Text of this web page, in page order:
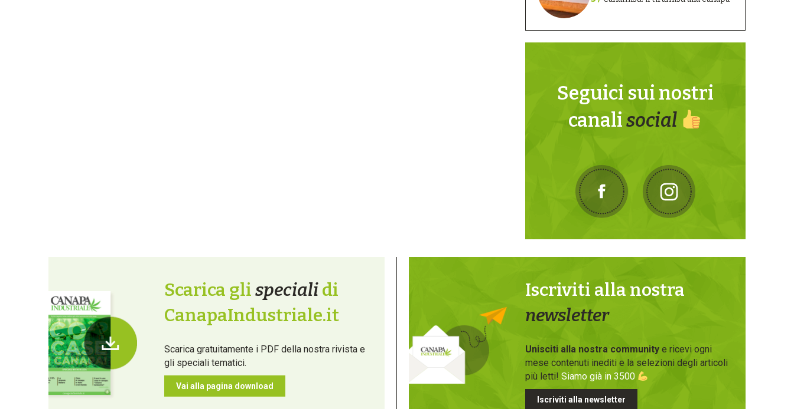
Seguici sui nostri
canalisocial
Scarica glispecialidi
CanapaIndustriale.it
Scarica gratuitamente i PDF della nostra rivista e
gli speciali tematici.
Vai alla pagina download
Iscriviti alla nostra
newsletter
Unisciti alla nostra communitye ricevi ogni
mese contenuti inediti e la selezioni degli articoli
più letti! Siamo già in 3500
Iscriviti alla newsletter